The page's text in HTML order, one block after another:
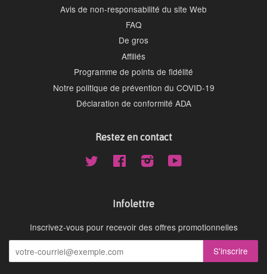
Avis de non-responsabilité du site Web
FAQ
De gros
Affiliés
Programme de points de fidélité
Notre politique de prévention du COVID-19
Déclaration de conformité ADA
Restez en contact
Twitter Facebook Instagram
Infolettre
Inscrivez-vous pour recevoir des offres promotionnelles